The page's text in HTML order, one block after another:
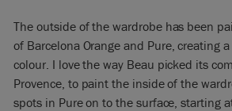
The outside of the wardrobe has been
of Barcelona Orange and Pure, creating
colour. I love the way Beau picked its
Provence, to paint the inside of the
spots in Pure on to the surface, starting